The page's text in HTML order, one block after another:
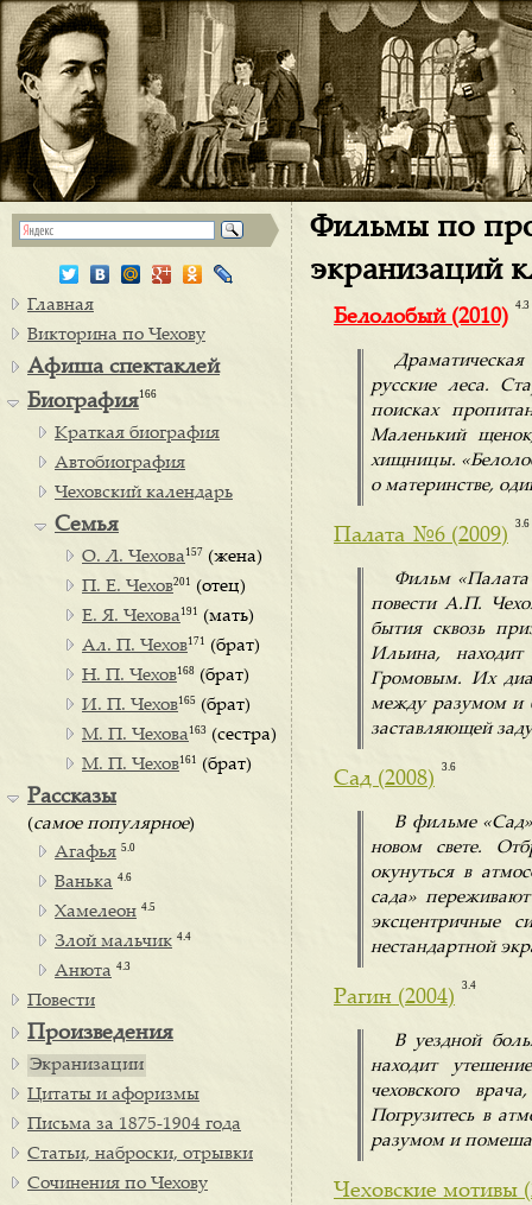
Фильмы по
экранизаций
Белолобый (2010)
4.3
русские леса.
поисках
Маленький
хищницы.
о материнстве,
Палата №6 (2009)
3.6
Фильм
повести А.П.
бытия сквозь
Ильина,
Громовым. Их
между разумом и
заставляющей
Сад (2008)
3.6
В фильме «Сад»
новом свете.
окунуться в
сада»
эксцентричные
нестандартной
Рагин (2004)
3.4
В уездной
находит
чеховского
Погрузитесь в
разумом и
Чеховские мотивы
Главная
Викторина по Чехову
Афиша спектаклей
Биография166
Краткая биография
Автобиография
Чеховский календарь
Семья
О. Л. Чехова 157 (жена)
П. Е. Чехов201 (отец)
Е. Я. Чехова 191 (мать)
Ал. П. Чехов171 (брат)
Н. П. Чехов168 (брат)
И. П. Чехов165 (брат)
М. П. Чехова 163 (сестра)
М. П. Чехов161 (брат)
Рассказы
(самое популярное)
Агафья 5.0
Ванька 4.6
Хамелеон 4.5
Злой мальчик 4.4
Анюта 4.3
Повести
Произведения
Экранизации
Цитаты и афоризмы
Письма за 1875-1904 года
Статьи, наброски, отрывки
Сочинения по Чехову